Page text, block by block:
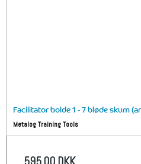
Facilitator bolde 1 - 7 bløde skum
Metalog Training Tools